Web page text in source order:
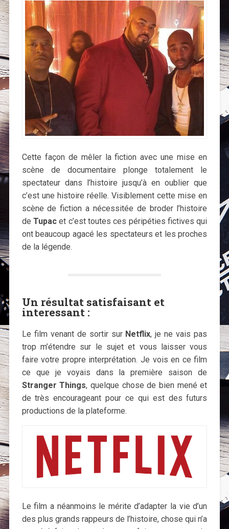
Cette façon de mêler la fiction avec une mise en
scène de documentaire plonge totalement le
spectateur dans l’histoire jusqu’à en oublier que
c’est une histoire réelle. Visiblement cette mise en
scène de fiction a nécessitée de broder l’histoire
de Tupacet c’est toutes ces péripéties fictives qui
ont beaucoup agacé les spectateurs et les proches
de la légende.
Un résultat satisfaisant et
interessant :
Le film venant de sortir sur Netflix, je ne vais pas
trop m’étendre sur le sujet et vous laisser vous
faire votre propre interprétation. Je vois en ce film
ce que je voyais dans la première saison de
Stranger Things, quelque chose de bien mené et
de très encourageant pour ce qui est des futurs
productions de la plateforme.
Le film a néanmoins le mérite d’adapter la vie d’un
des plus grands rappeurs de l’histoire, chose qui n’a